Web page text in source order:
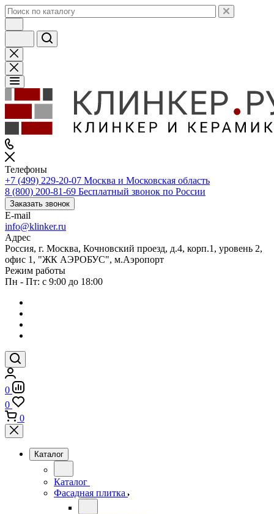
Телефоны
+7 (499) 229-20-07 Москва и Московская область
8 (800) 200-81-69 Бесплатный звонок по России
Заказать звонок
E-mail
info@klinker.ru
Адрес
Россия, г. Москва, Кочновский проезд, д.4, корп.1, уровень 2,
офис 1, "ЖК АЭРОБУС", м.Аэропорт
Режим работы
Пн - Пт: с 9:00 до 18:00
0
0
0
Каталог
Каталог
Фасадная плитка